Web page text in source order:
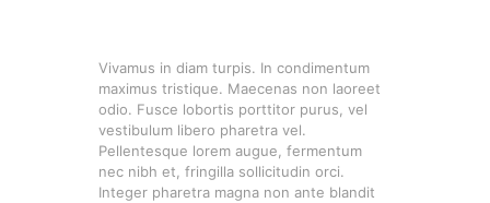
Vivamus in diam turpis. In condimentum
maximus tristique. Maecenas non laoreet
odio. Fusce lobortis porttitor purus, vel
vestibulum libero pharetra vel.
Pellentesque lorem augue, fermentum
nec nibh et, fringilla sollicitudin orci.
Integer pharetra magna non ante blandit